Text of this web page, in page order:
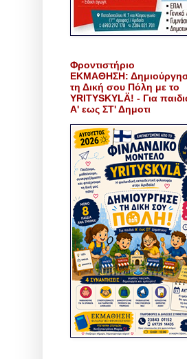
Φροντιστήριο
ΕΚΜΑΘΗΣΗ:
τη Δική σου Πόλη με το
YRITYSKYLÄ! - Για
Α' εως ΣΤ' Δημοτι